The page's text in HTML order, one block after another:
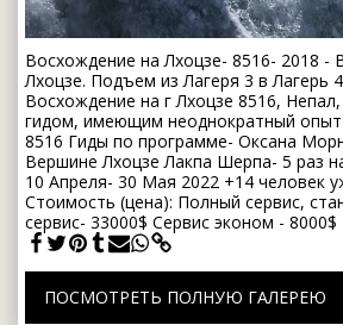
Восхождение на Лхоцзе- 8516- 2018 -
Лхоцзе. Подъем из Лагеря 3 в Лагерь 4
Восхождение на г Лхоцзе 8516,
гидом, имеющим неоднократный
8516 Гиды по программе- Оксана
Вершине Лхоцзе Лакпа Шерпа- 5 раз
10 Апреля- 30 Мая 2022 +14 человек
Стоимость (цена): Полный сервис,
сервис- 33000$ Сервис эконом - 8000$
ПОСМОТРЕТЬ ПОЛНУЮ ГАЛЕРЕЮ